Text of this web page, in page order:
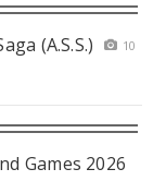
(A.S.S.)
10
Games 2026